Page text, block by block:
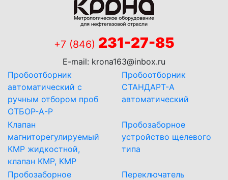
+7 (846) 231-27-85
E-mail: krona163@inbox.ru
Пробоотборник
автоматический с
ручным отбором проб
ОТБОР-А-Р
Пробоотборник
СТАНДАРТ-А
автоматический
Клапан
магниторегулируемый
КМР жидкостной,
клапан КМР, КМР
Пробозаборное
устройство щелевого
типа
Пробозаборное
Переключатель